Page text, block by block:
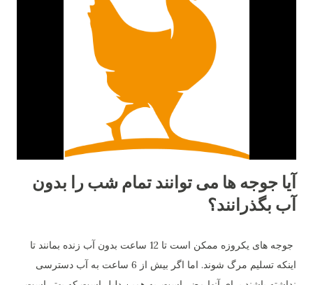
آیا جوجه ها می توانند تمام شب را بدون
آب بگذرانند؟
جوجه های یکروزه ممکن است تا 12 ساعت بدون آب زنده بمانند تا
اینکه تسلیم مرگ شوند. اما اگر بیش از 6 ساعت به آب دسترسی